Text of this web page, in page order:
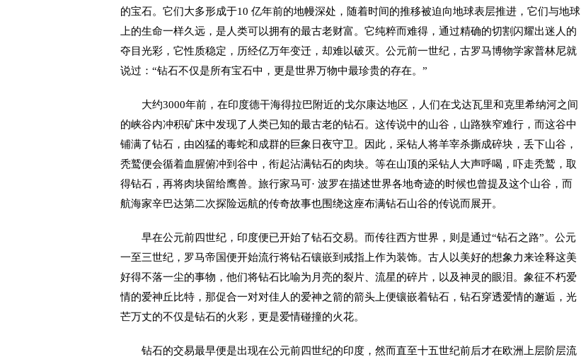
的宝石。它们大多形成于10 亿年前的地幔深处，随着时间的推移被迫向地球表层推进，它们与地球
上的生命一样久远，是人类可以拥有的最古老财富。它纯粹而难得，通过精确的切割闪耀出迷人的
夺目光彩，它性质稳定，历经亿万年变迁，却难以破灭。公元前一世纪，古罗马博物学家普林尼就
说过：“钻石不仅是所有宝石中，更是世界万物中最珍贵的存在。”
大约3000年前，在印度德干海得拉巴附近的戈尔康达地区，人们在戈达瓦里和克里希纳河之间
的峡谷内冲积矿床中发现了人类已知的最古老的钻石。这传说中的山谷，山路狭窄难行，而这谷中
铺满了钻石，由凶猛的毒蛇和成群的巨象日夜守卫。因此，采钻人将羊宰杀撕成碎块，丢下山谷，
秃鹫便会循着血腥俯冲到谷中，衔起沾满钻石的肉块。等在山顶的采钻人大声呼喝，吓走秃鹫，取
得钻石，再将肉块留给鹰兽。旅行家马可· 波罗在描述世界各地奇迹的时候也曾提及这个山谷，而
航海家辛巴达第二次探险远航的传奇故事也围绕这座布满钻石山谷的传说而展开。
早在公元前四世纪，印度便已开始了钻石交易。而传往西方世界，则是通过“钻石之路”。公元
一至三世纪，罗马帝国便开始流行将钻石镶嵌到戒指上作为装饰。古人以美好的想象力来诠释这美
好得不落一尘的事物，他们将钻石比喻为月亮的裂片、流星的碎片，以及神灵的眼泪。象征不朽爱
情的爱神丘比特，那促合一对对佳人的爱神之箭的箭头上便镶嵌着钻石，钻石穿透爱情的邂逅，光
芒万丈的不仅是钻石的火彩，更是爱情碰撞的火花。
钻石的交易最早便是出现在公元前四世纪的印度，然而直至十五世纪前后才在欧洲上层阶层流